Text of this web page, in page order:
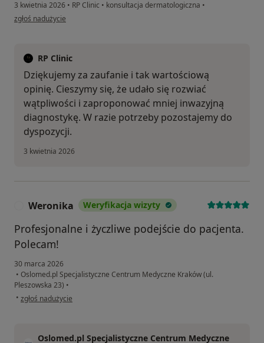
3 kwietnia 2026 • RP Clinic • konsultacja dermatologiczna •
w opinii użytkownika Katarzyna
zgłoś nadużycie
RP Clinic
Dziękujemy za zaufanie i tak wartościową
opinię. Cieszymy się, że udało się rozwiać
wątpliwości i zaproponować mniej inwazyjną
diagnostykę. W razie potrzeby pozostajemy do
dyspozycji.
3 kwietnia 2026
Weronika Weryfikacja wizyty
Profesjonalne i życzliwe podejście do pacjenta.
Polecam!
30 marca 2026
• Oslomed.pl Specjalistyczne Centrum Medyczne Kraków (ul.
Pleszowska 23) •
• w opinii użytkownika Weronika
zgłoś nadużycie
Oslomed.pl Specjalistyczne Centrum Medyczne